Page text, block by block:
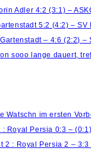
Adler 4:2 (3:1) –
5:2 (4:2) – SV
– 4:6 (2:2) –
sooo lange dauert,
Watschn im ersten
Royal Persia 0:3 –
2 : Royal Persia 2 – 3:3